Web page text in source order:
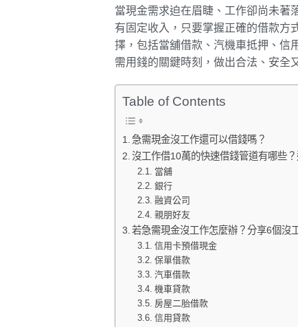
當現金需求迫在眉睫、工作卻尚未著
有固定收入，只要掌握正確的借款方
擇，包括當舖借款、汽機車抵押、信
需用錢的關鍵時刻，做出合法、安全
Table of Contents
急需現金沒工作還可以借錢嗎？
沒工作借10萬的快速借錢管道有哪些
當舖
銀行
融資公司
親朋好友
若急需現金沒工作怎麼辦？分享6個沒
信用卡預借現金
保單借款
汽車借款
機車貸款
房屋二胎借款
信用貸款